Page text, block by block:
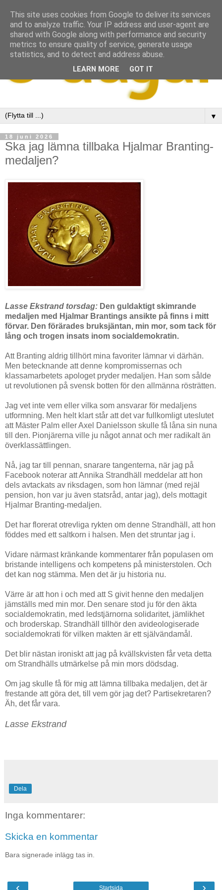
▼
18 juni 2026
Ska jag lämna tillbaka Hjalmar Branting-
medaljen?
Lasse Ekstrand torsdag: Den guldaktigt skimrande
medaljen med Hjalmar Brantings ansikte på finns i mitt
förvar. Den förärades bruksjäntan, min mor, som tack för
lång och trogen insats inom socialdemokratin.
Att Branting aldrig tillhört mina favoriter lämnar vi därhän.
Men betecknande att denne kompromissernas och
klassamarbetets apologet pryder medaljen. Han som sålde
ut revolutionen på svensk botten för den allmänna rösträtten.
Jag vet inte vem eller vilka som ansvarar för medaljens
utformning. Men helt klart står att det var fullkomligt uteslutet
att Mäster Palm eller Axel Danielsson skulle få låna sin nuna
till den. Pionjärerna ville ju något annat och mer radikalt än
överklassättlingen.
Nå, jag tar till pennan, snarare tangenterna, när jag på
Facebook noterar att Annika Strandhäll meddelar att hon
dels avtackats av riksdagen, som hon lämnar (med rejäl
pension, hon var ju även statsråd, antar jag), dels mottagit
Hjalmar Branting-medaljen.
Det har florerat otrevliga rykten om denne Strandhäll, att hon
föddes med ett saltkorn i halsen. Men det struntar jag i.
Vidare närmast kränkande kommentarer från populasen om
bristande intelligens och kompetens på ministerstolen. Och
det kan nog stämma. Men det är ju historia nu.
Värre är att hon i och med att S givit henne den medaljen
jämställs med min mor. Den senare stod ju för den äkta
socialdemokratin, med ledstjärnorna solidaritet, jämlikhet
och broderskap. Strandhäll tillhör den avideologiserade
socialdemokrati för vilken makten är ett självändamål.
Det blir nästan ironiskt att jag på kvällskvisten får veta detta
om Strandhälls utmärkelse på min mors dödsdag.
Om jag skulle få för mig att lämna tillbaka medaljen, det är
frestande att göra det, till vem gör jag det? Partisekretaren?
Äh, det får vara.
Lasse Ekstrand
Dela
Inga kommentarer:
Skicka en kommentar
Bara signerade inlägg tas in.
Startsida
This site uses cookies from Google to deliver its services
and to analyze traffic. Your IP address and user-agent are
shared with Google along with performance and security
metrics to ensure quality of service, generate usage
statistics, and to detect and address abuse.
LEARN MORE GOT IT